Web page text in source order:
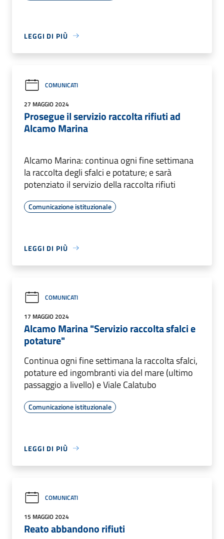
LEGGI DI PIÙ
COMUNICATI
27 MAGGIO 2024
Prosegue il servizio raccolta rifiuti ad
Alcamo Marina
Alcamo Marina: continua ogni fine settimana
la raccolta degli sfalci e potature; e sarà
potenziato il servizio della raccolta rifiuti
Comunicazione istituzionale
LEGGI DI PIÙ
COMUNICATI
17 MAGGIO 2024
Alcamo Marina "Servizio raccolta sfalci e
potature"
Continua ogni fine settimana la raccolta sfalci,
potature ed ingombranti via del mare (ultimo
passaggio a livello) e Viale Calatubo
Comunicazione istituzionale
LEGGI DI PIÙ
COMUNICATI
15 MAGGIO 2024
Reato abbandono rifiuti